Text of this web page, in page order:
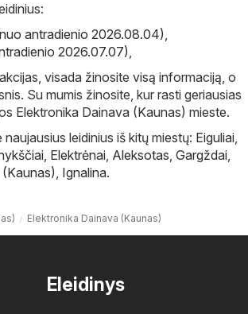
antradienio 2026.08.04),
2026.07.07),
visada žinosite visą informaciją, o
Su mumis žinosite, kur rasti geriausias
Elektronika Dainava (Kaunas) mieste.
leidinius iš kitų miestų: Eiguliai,
, Elektrėnai, Aleksotas, Gargždai,
, Ignalina.
Elektronika Dainava (Kaunas)
Eleidinys